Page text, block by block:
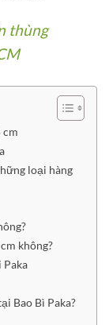
thùng
cm
loại hàng
không?
Bao Bì Paka?